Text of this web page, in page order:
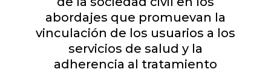
abordajes que promuevan la
vinculación de los usuarios a los
servicios de salud y la
adherencia al tratamiento